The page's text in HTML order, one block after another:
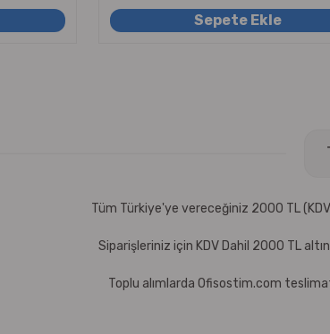
Sepete Ekle
Tüm Türkiye'ye vereceğiniz 2000 TL
Siparişleriniz için KDV Dahil 2000 TL
Toplu alımlarda Ofisostim.com